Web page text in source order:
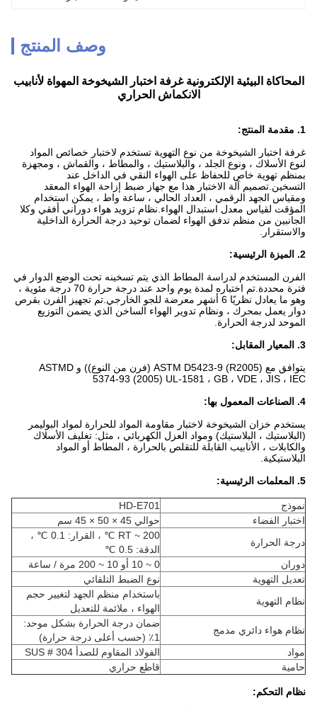
وصف المنتج
المحاكاة البيئية الإلكترونية غرفة اختبار الشيخوخة المهواة لأنابيب
الانكماش الحراري
1.
مقدمة المنتج:
غرفة اختبار الشيخوخة من نوع التهوية تستخدم لاختبار خصائص المواد
لنوع الأسلاك ، ونوع الجلد ، والبلاستيك ، والمطاط ، والقماش ، ومجهزة
بمنظم تهوية خاص للحفاظ على الهواء النقي في الداخل عند
التسخين.تصميم آلة الاختبار هذا مع جهاز ضبط إزاحة الهواء المعقد
ومقياس الجهد الرقمي ، العداد الحالي ، ساعة واط ، يمكن استخدام
المؤقت لقياس معدل استبدال الهواء.نظام تزويد هواء دوراني أفقي وكلا
الجانبين من منظم تدفق الهواء لضمان توحيد درجة الحرارة الداخلية
والاستقرار.
2. الميزة الرئيسية:
الفرن المستخدم لدراسة المطاط الذي يتم تسخينه تحت الوضع الدوار في
فترة محددة.تم اختباره لمدة يوم واحد عند درجة حرارة 70 درجة مئوية ،
وهو ما يعادل نظريًا 6 أشهر معرضة للجو الخارجي.تم تجهيز الفرن بقرص
دوار يعمل بمحرك ، ونظام تدوير الهواء الساخن الذي يضمن التوزيع
الموحد لدرجة الحرارة.
3. المعيار المقابل
:
يتوافق مع ASTM D5423-9 (R2005) (فرن من النوع)) و ASTMD
5374-93 (2005) UL-1581 ، GB ، VDE ، JIS ، IEC
4. الصناعات المعمول بها
:
يستخدم خزان الشيخوخة لاختبار مقاومة المواد للحرارة لمواد البوليمر
(البلاستيك ، البلاستيك) ومواد العزل الكهربائي ، مثل: تغليف الأسلاك
والكابلات ، الأنابيب القابلة للتقلص بالحرارة ، المطاط أو المواد
البلاستيكية.
5. المعلمات الرئيسية:
نموذج
HD-E701
اختبار الفضاء
حوالي 45 × 50 × 45 سم
درجة الحرارة
RT ~ 200 ℃ ، القرار: 0.1 ℃ ،
الدقة: 0.5 ℃
دوران
0 ~ 10 أو 10 ~ 200 مرة / ساعة
تعديل التهوية
نوع الضبط التلقائي
نظام التهوية
باستخدام منظم الجهد لتغيير حجم
الهواء ، ملائمة للتعديل
نظام هواء دائري مدمج
ضمان درجة الحرارة بشكل موحد:
1٪ (حسب أعلى درجة حرارة)
مواد
الفولاذ المقاوم للصدأ SUS # 304
حامية
قاطع حراري
نظام التحكم: